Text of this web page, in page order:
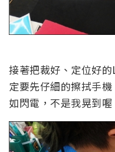
接著把裁好、定位好
定要先仔細的擦拭手
如閃電，不是我晃到喔